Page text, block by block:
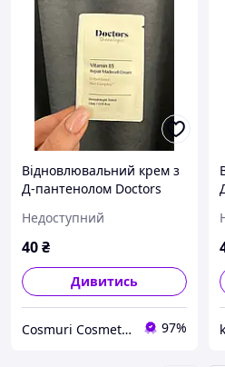
Відновлювальний крем з
Д-пантенолом Doctors
Madecell Cream, 1.5 мл
Недоступний
40₴
Дивитись
Cosmuri Cosmetics 97%